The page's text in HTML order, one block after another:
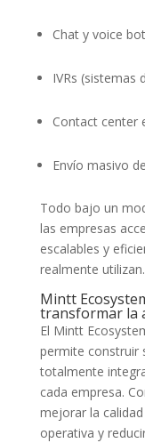
Chat y voice
IVRs (sistemas
Contact center
Envío masivo
Todo bajo un
las empresas
escalables y
realmente utilizan.
Mintt
transformar la
El Mintt
permite construir
totalmente
cada empresa.
mejorar la
operativa y